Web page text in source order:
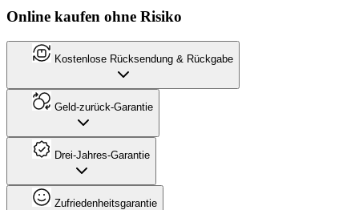
Online kaufen ohne Risiko
Kostenlose Rücksendung & Rückgabe
Geld-zurück-Garantie
Drei-Jahres-Garantie
Zufriedenheitsgarantie